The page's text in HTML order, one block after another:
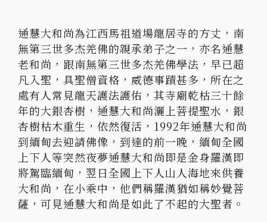
通慧大和尚為江西馬祖道場龍居寺的方丈，南
無第三世多杰羌佛的親承弟子之一，亦名通慧
老和尚，跟南無第三世多杰羌佛學法，早已超
凡入聖，具聖僧資格，威德事蹟甚多，所在之
處有人常見龍天護法護佑，其寺廟乾枯三十餘
年的大銀杏樹，通慧大和尚灑上菩提聖水，銀
杏樹枯木重生，依然復活，1992年通慧大和尚
到緬甸去迎請佛像，到達的前一晚，緬甸全國
上下人等突然夜夢通慧大和尚即是金身羅漢即
將駕臨緬甸，翌日全國上下人山人海地來供養
大和尚，在小乘中，他們稱羅漢猶如稱妙覺菩
薩，可見通慧大和尚是如此了不起的大聖者。